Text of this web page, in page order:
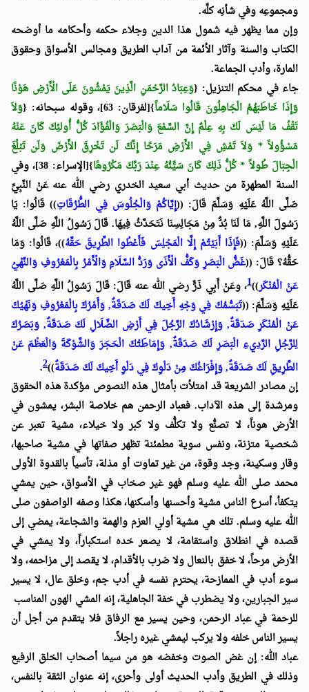
ومجموعِه وفي شأنِه كلِّه.
وإن مما يظهر فيه شمول هذا الدين وجلاء حكمه وأحكامه ما أوضحه
الكتاب والسنة وآثار الأئمة من آداب الطريق ومجالس الأسواق وحقوق
المارة، وأدب الجماعة.
جاء في محكم التنزيل: {وَعِبَادُ الرَّحْمَنِ الَّذِينَ يَمْشُونَ عَلَى الْأَرْضِ هَوْنًا
وَإِذَا خَاطَبَهُمُ الْجَاهِلُونَ قَالُوا سَلَاماً}[لفرقان: 63]، وقوله سبحانه: {
وَلاَ
تَقْفُ مَا لَيْسَ لَكَ بِهِ عِلْمٌ إِنَّ السَّمْعَ وَالْبَصَرَ وَالْفُؤَادَ كُلُّ أُولئِكَ كَانَ عَنْهُ
مَسْؤُولاً * وَلاَ تَمْشِ فِي الأَرْضِ مَرَحًا إِنَّكَ لَن تَخْرِقَ الأَرْضَ وَلَن تَبْلُغَ
الْجِبَالَ طُولاً * كُلُّ ذَلِكَ كَانَ سَيٍّئُهُ عِنْدَ رَبِّكَ مَكْرُوهًا
}[الإسراء: 38]، وفي
السنة المطهرة من حديث أبي سعيد الخدري رضي الله عنه عَنْ النَّبِيِّ
صَلَّى اللَّهُ عَلَيْهِ وَسَلَّمَ قَالَ: ((إِيَّاكُمْ وَالْجُلُوسَ فِي الطُّرُقَاتِ)) قَالُوا: يَا
رَسُولَ اللَّهِ, مَا لَنَا بُدٌّ مِنْ مَجَالِسِنَا نَتَحَدَّثُ فِيهَا. قَالَ رَسُولُ اللَّهِ صَلَّى اللَّهُ
عَلَيْهِ وَسَلَّمَ: ((فَإِذَا أَبَيْتُمْ إِلَّا الْمَجْلِسَ فَأَعْطُوا الطَّرِيقَ حَقَّهُ))، قَالُوا: وَمَا
حَقُّهُ؟ قَالَ: ((غَضُّ الْبَصَرِ وَكَفُّ الْأَذَى وَرَدُّ السَّلَامِ وَالْأَمْرُ بِالْمَعْرُوفِ وَالنَّهْيُ
عَنْ الْمُنْكَر))
1، وعَنْ أَبِي ذَرٍّ رضي الله عنه قَالَ: قَالَ رَسُولُ اللَّهِ صَلَّى اللَّهُ
عَلَيْهِ وَسَلَّمَ: ((تَبَسُّمُكَ فِي وَجْهِ أَخِيكَ لَكَ صَدَقَةٌ, وَأَمْرُكَ بِالْمَعْرُوفِ وَنَهْيُكَ
عَنْ الْمُنْكَرِ صَدَقَةٌ, وَإِرْشَادُكَ الرَّجُلَ فِي أَرْضِ الضَّلَالِ لَكَ صَدَقَةٌ, وَبَصَرُكَ
لِلرَّجُلِ الرَّدِيءِ الْبَصَرِ لَكَ صَدَقَةٌ, وَإِمَاطَتُكَ الْحَجَرَ وَالشَّوْكَةَ وَالْعَظْمَ عَنْ
الطَّرِيقِ لَكَ صَدَقَةٌ, وَإِفْرَاغُكَ مِنْ دَلْوِكَ فِي دَلْوِ أَخِيكَ لَكَ صَدَقَةٌ))
2
.
إن مصادر الشريعة قد امتلأت بأمثال هذه النصوص مؤكدة هذه الحقوق
ومرشدة إلى هذه الآداب. فعباد الرحمن هم خلاصة البشر، يمشون في
الأرض هوناً، لا تصنُّع ولا تكلُّف ولا كبر ولا خيلاء، مشية تعبر عن
شخصية متزنة، ونفس سوية مطمئنة تظهر صفاتها في مشية صاحبها،
وقار وسكينة، وجد وقوة، من غير تماوت أو مذلة، تأسياً بالقدوة الأولى
محمد صلى الله عليه وسلم فهو غير صخاب في الأسواق، حين يمشي
يتكفأ، أسرع الناس مشية وأحسنها وأسكنها، هكذا وصفه الواصفون صلى
الله عليه وسلم. تلك هي مشية أولي العزم والهمة والشجاعة، يمضي إلى
قصده في انطلاق واستقامة، لا يصعر خده استكباراً، ولا يمشي في
الأرض مرحاً، لا خفق بالنعال ولا ضرب بالأقدام، لا يقصد إلى مزاحمه، ولا
سوء أدب في الممازحة، يحترم نفسه في أدب جم، وخلق عال، لا يسير
سير الجبارين، ولا يضطرب في خفة الجاهلية، إنه المشي الهون المناسب
للرحمة في عباد الرحمن، وحين يسير مع الرفاق فلا يتقدم من أجل أن
يسير الناس خلفه ولا يركب ليمشي غيره راجلاً.
عباد الله: إن غض الصوت وخفضه هو من سيما أصحاب الخلق الرفيع
وذلك في الطريق وأدب الحديث أولى وأحرى، إنه عنوان الثقة بالنفس،